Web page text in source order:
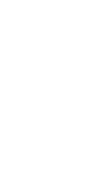
(100 мг на капсулу).
приема
с врачом перед